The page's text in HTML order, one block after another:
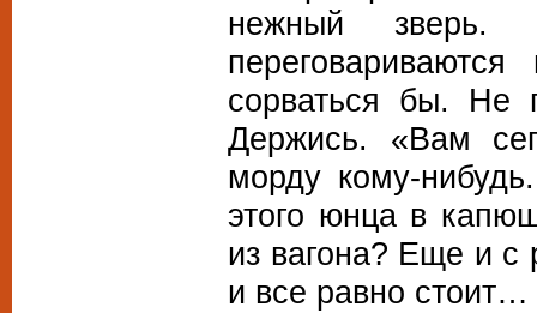
нежный зверь.
сорваться бы. Не
Держись. «Вам
морду кому-
этого юнца в
из вагона? Еще и с
и все равно стоит…